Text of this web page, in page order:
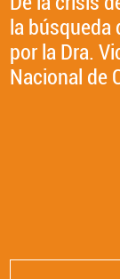
UNA
CLAVE
BIENESTAR
la
por la Dra.
Nacional de